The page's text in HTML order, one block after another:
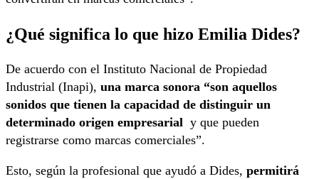
¿Qué significa lo que hizo Emilia Dides?
De acuerdo con el Instituto Nacional de Propiedad
Industrial (Inapi), una marca sonora “son aquellos
sonidos que tienen la capacidad de distinguir un
determinado origen empresarial y que pueden
registrarse como marcas comerciales”.
Esto, según la profesional que ayudó a Dides, permitirá